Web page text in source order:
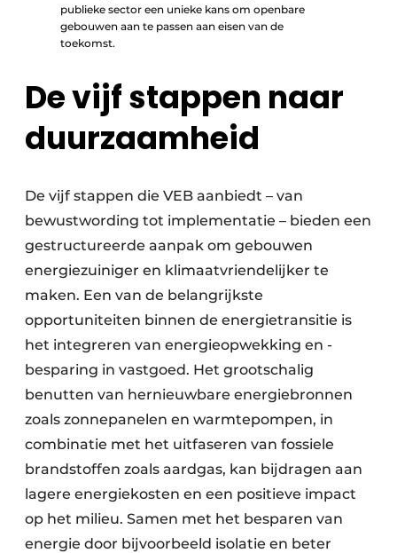
publieke sector een unieke kans om openbare
gebouwen aan te passen aan eisen van de
toekomst.
De vijf stappen naar
duurzaamheid
De vijf stappen die VEB aanbiedt – van
bewustwording tot implementatie – bieden een
gestructureerde aanpak om gebouwen
energiezuiniger en klimaatvriendelijker te
maken. Een van de belangrijkste
opportuniteiten binnen de energietransitie is
het integreren van energieopwekking en -
besparing in vastgoed. Het grootschalig
benutten van hernieuwbare energiebronnen
zoals zonnepanelen en warmtepompen, in
combinatie met het uitfaseren van fossiele
brandstoffen zoals aardgas, kan bijdragen aan
lagere energiekosten en een positieve impact
op het milieu. Samen met het besparen van
energie door bijvoorbeeld isolatie en beter